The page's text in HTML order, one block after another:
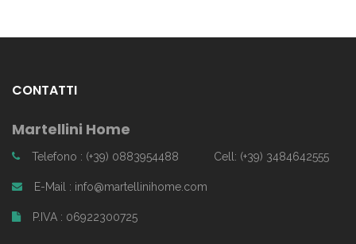
CONTATTI
Martellini Home
Telefono : (+39) 0883954488 Cell: (+39) 3484642555
E-Mail : info@martellinihome.com
P.IVA : 06922300725